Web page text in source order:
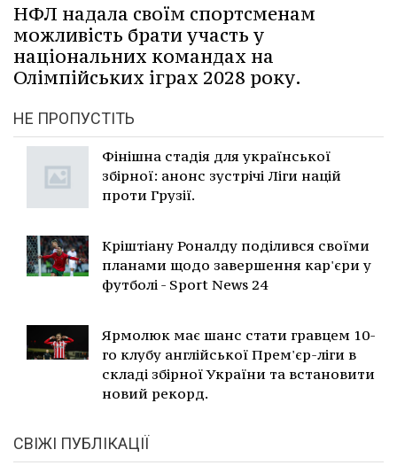
НФЛ надала своїм спортсменам
можливість брати участь у
національних командах на
Олімпійських іграх 2028 року.
НЕ ПРОПУСТІТЬ
Фінішна стадія для української
збірної: анонс зустрічі Ліги націй
проти Грузії.
Кріштіану Роналду поділився своїми
планами щодо завершення кар'єри у
футболі - Sport News 24
Ярмолюк має шанс стати гравцем 10-
го клубу англійської Прем'єр-ліги в
складі збірної України та встановити
новий рекорд.
СВІЖІ ПУБЛІКАЦІЇ